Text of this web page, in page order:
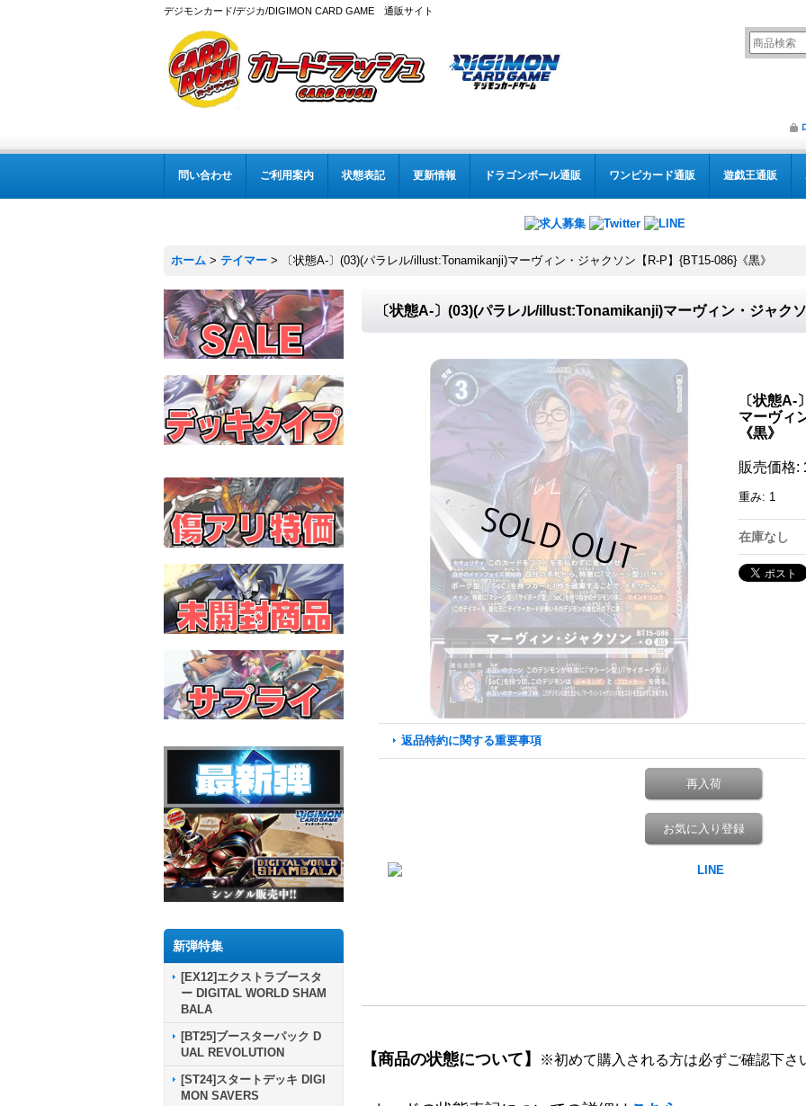
デジモンカード/デジカ/DIGIMON CARD GAME 通販サイト
問い合わせ ご利用案内 状態表記 更新情報 ドラゴンボール通販 ワンピカード通販 遊戯王通販
ホーム > テイマー > 〔状態A-〕(03)(パラレル/illust:Tonamikanji)マーヴィン・ジャクソン【R-P】{BT15-086}《黒》
新弾特集
[EX12]エクストラブースタ
ー DIGITAL WORLD SHAM
BALA
[BT25]ブースターパック D
UAL REVOLUTION
[ST24]スタートデッキ DIGI
MON SAVERS
〔状態A-〕(03)(パラレル/illust:Tonamikanji)マーヴィン・ジャク
〔状態
マーヴィ
《黒》
販売価格:
重み: 1
在庫なし
返品特約に関する重要事項
再入荷
お気に入り登録
【商品の状態について】 ※初めて購入される方は必ずご確認下さ